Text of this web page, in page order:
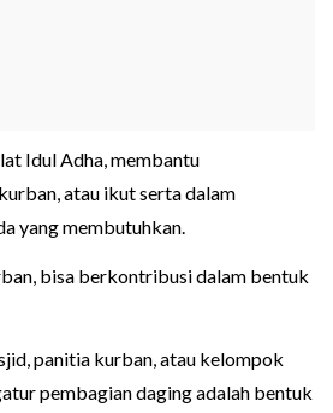
Idul Adha, membantu
atau ikut serta dalam
yang membutuhkan.
bisa berkontribusi dalam bentuk
panitia kurban, atau kelompok
pembagian daging adalah bentuk